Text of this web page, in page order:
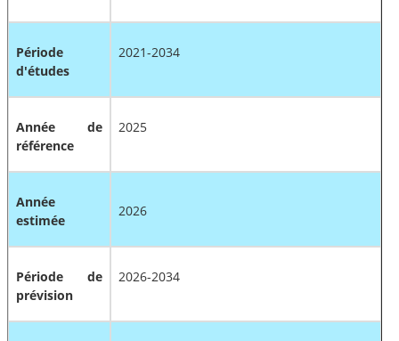
Période
d'études
2021-2034
Année de
référence
2025
Année
estimée
2026
Période de
prévision
2026-2034